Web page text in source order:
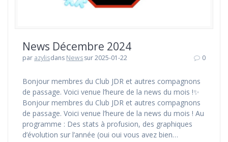
News Décembre 2024
par azylisdans Newssur 2025-01-22 0
Bonjour membres du Club JDR et autres compagnons
de passage. Voici venue l’heure de la news du mois !✨
Bonjour membres du Club JDR et autres compagnons
de passage. Voici venue l’heure de la news du mois ! Au
programme : Des stats à profusion, des graphiques
d’évolution sur l’année (oui oui vous avez bien…